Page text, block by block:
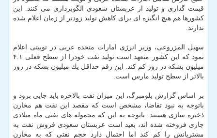
قیمت گذاری و تولید از عربستان سعودی الگوبرداری می كنند. این
كشورها هم هیچ انگیزه ای برای كاهش تولید زودتر از زمان اعلام شده
ندارند.
سهیل المزروعی، وزیر انرژی امارات متحده عربی در توییتی اعلام
نمود كه این كشور متعهد است تولید نفت خودرا از سطح فعلی ۴.۱
میلیون بشكه در روز كم كند. این رقم حداقل یك میلیون بشكه در روز
بالاتر از سطح تولید مارس است.
بر اساس گزارش بلومبرگ، این میزان نفت بالاخره باید جایی برود و
باتوجه به نبود تقاضا، مشخص است كه مقصد این نفت هم مخازن
ذخیره سازی هستند. باتوجه به این كه محموله های نفتی ماه میلادی
جاری فروخته شده اند، بعید است عربستان سعودی فروش نفت به
مشتریانش را كم كند اما احتمال دارد حجم نفتی كه به مخازن